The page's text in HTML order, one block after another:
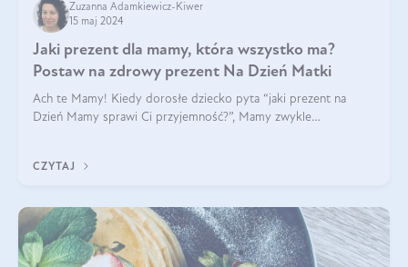
Zuzanna Adamkiewicz-Kiwer
15 maj 2024
Jaki prezent dla mamy, która wszystko ma?
Postaw na zdrowy prezent Na Dzień Matki
Ach te Mamy! Kiedy dorosłe dziecko pyta “jaki prezent na
Dzień Mamy sprawi Ci przyjemność?”, Mamy zwykle
CZYTAJ